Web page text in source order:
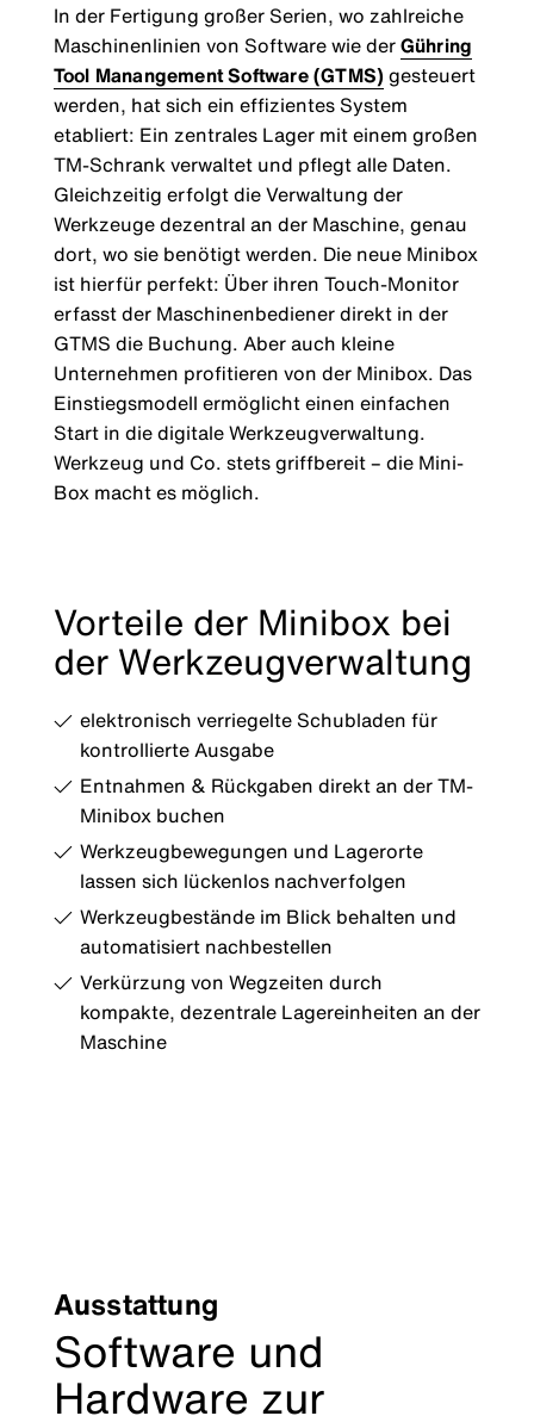
In der Fertigung großer Serien, wo zahlreiche
Maschinenlinien von Software wie derGühring
Tool Manangement Software (GTMS) gesteuert
werden, hat sich ein effizientes System
etabliert: Ein zentrales Lager mit einem großen
TM-Schrank verwaltet und pflegt alle Daten.
Gleichzeitig erfolgt die Verwaltung der
Werkzeuge dezentral an der Maschine, genau
dort, wo sie benötigt werden. Die neue Minibox
ist hierfür perfekt: Über ihren Touch-Monitor
erfasst der Maschinenbediener direkt in der
GTMS die Buchung. Aber auch kleine
Unternehmen profitieren von der Minibox. Das
Einstiegsmodell ermöglicht einen einfachen
Start in die digitale Werkzeugverwaltung.
Werkzeug und Co. stets griffbereit – die Mini-
Box macht es möglich.
Vorteile der Minibox bei
der Werkzeugverwaltung
elektronisch verriegelte Schubladen für
kontrollierte Ausgabe
Entnahmen & Rückgaben direkt an der TM-
Minibox buchen
Werkzeugbewegungen und Lagerorte
lassen sich lückenlos nachverfolgen
Werkzeugbestände im Blick behalten und
automatisiert nachbestellen
Verkürzung von Wegzeiten durch
kompakte, dezentrale Lagereinheiten an der
Maschine
Ausstattung
Software und
Hardware zur